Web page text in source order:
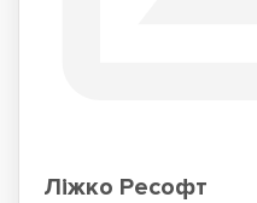
Ліжко Ресофт